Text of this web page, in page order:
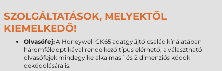
SZOLGÁLTATÁSOK, MELYEKTŐL
KIEMELKEDŐ!
Olvasófej: A Honeywell CK65 adatgyűjtő család kínálatában
háromféle optikával rendelkező típus elérhető, a választható
olvasófejek mindegyike alkalmas 1 és 2 dimenziós kódok
dekódolására is.